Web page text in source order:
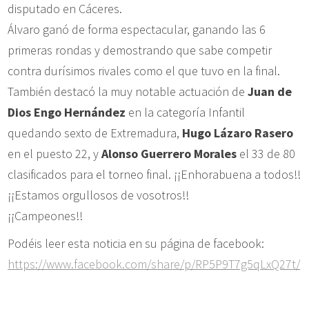
disputado en Cáceres.
Álvaro ganó de forma espectacular, ganando las 6
primeras rondas y demostrando que sabe competir
contra durísimos rivales como el que tuvo en la final.
También destacó la muy notable actuación deJuan de
Dios Engo Hernández en la categoría Infantil
quedando sexto de Extremadura, Hugo Lázaro Rasero
en el puesto 22, yAlonso Guerrero Morales el 33 de 80
clasificados para el torneo final. ¡¡Enhorabuena a todos!!
¡¡Estamos orgullosos de vosotros!!
¡¡Campeones!!
Podéis leer esta noticia en su página de facebook:
https://www.facebook.com/share/p/RP5P9T7g5qLxQ27t/